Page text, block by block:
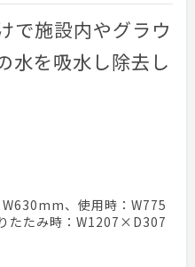
で施設内やグラウ
水を吸水し除去し
、使用時：W775
たたみ時：W1207×D307